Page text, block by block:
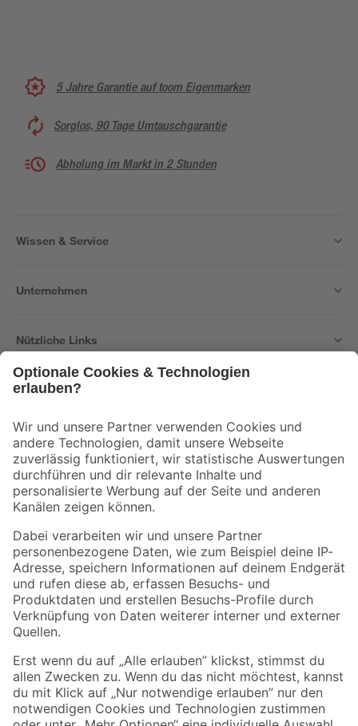
5 Jahre Garantie auf toom Eigenmarken
Sorglos, 90 Tage Umtauschgarantie
Abholung im Markt in 2 Stunden
Wissen & Service
Unternehmen
Nützliche Links
Der toom Newsletter: Keine Angebote und Aktionen mehr verpassen!
Zur Newsletter Anmeldung
Folge uns
Zahlungsarten Versandarten
Sicher einkaufen
Jetzt die toom-App herunterladen